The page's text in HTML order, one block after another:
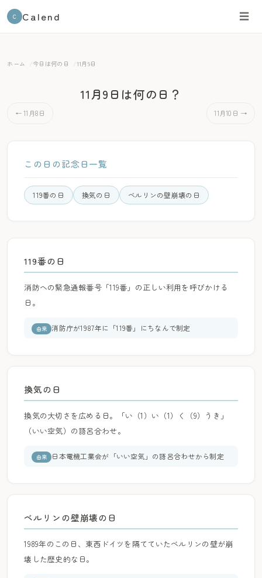
C Calend ☰
ホーム 今日は何の日 11月9日
← 11月8日
11月9日は何の日？
11月10日 →
この日の記念日一覧
119番の日 換気の日 ベルリンの壁崩壊の日
119番の日
消防への緊急通報番号「119番」の正しい利用を呼びかける
日。
由来 消防庁が1987年に「119番」にちなんで制定
換気の日
換気の大切さを広める日。「い（1）い（1）く（9）うき」
（いい空気）の語呂合わせ。
由来 日本電機工業会が「いい空気」の語呂合わせから制定
ベルリンの壁崩壊の日
1989年のこの日、東西ドイツを隔てていたベルリンの壁が崩
壊した歴史的な日。